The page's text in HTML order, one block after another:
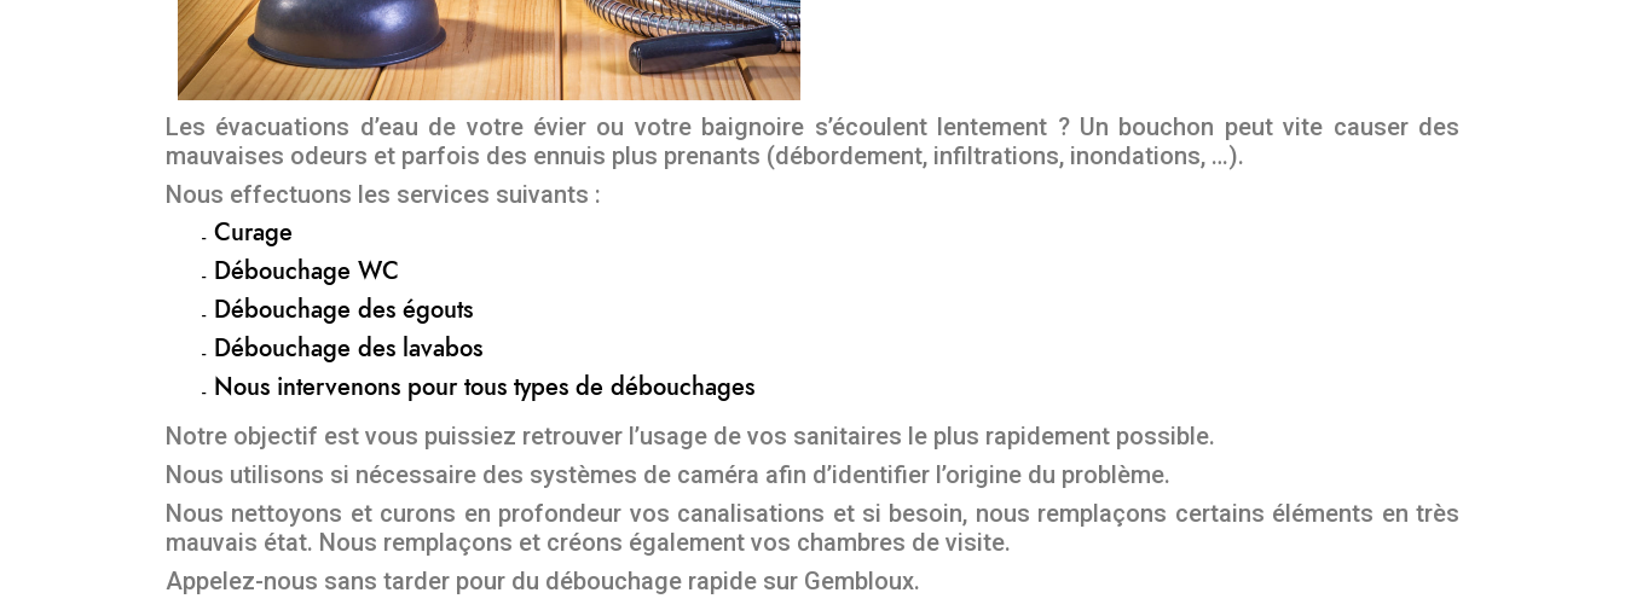
Les évacuations d’eau de votre évier ou votre baignoire s’écoulent lentement ? Un bouchon peut vite causer des
mauvaises odeurs et parfois des ennuis plus prenants (débordement, infiltrations, inondations, …).
Nous effectuons les services suivants :
Curage
Débouchage WC
Débouchage des égouts
Débouchage des lavabos
Nous intervenons pour tous types de débouchages
Notre objectif est vous puissiez retrouver l’usage de vos sanitaires le plus rapidement possible.
Nous utilisons si nécessaire des systèmes de caméra afin d’identifier l’origine du problème.
Nous nettoyons et curons en profondeur vos canalisations et si besoin, nous remplaçons certains éléments en très
mauvais état. Nous remplaçons et créons également vos chambres de visite.
Appelez-nous sans tarder pour du débouchage rapide sur Gembloux.